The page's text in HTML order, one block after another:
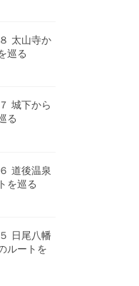
太山寺か
巡る
城下から
る
道後温泉
を巡る
日尾八幡
ルートを